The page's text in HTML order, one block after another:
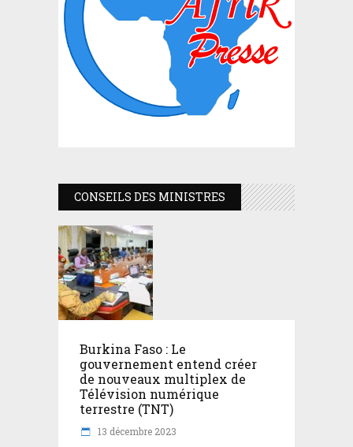
CONSEILS DES MINISTRES
Burkina Faso : Le
gouvernement entend créer
de nouveaux multiplex de
Télévision numérique
terrestre (TNT)
13 décembre 2023